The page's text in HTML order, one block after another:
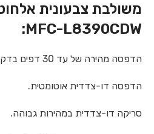
MFC-L8390CDW:
הדפסה מהירה של עד 30 דפים בדקה.
הדפסה דו-צדדית אוטומטית.
סריקה דו-צדדית במהירות גבוהה.